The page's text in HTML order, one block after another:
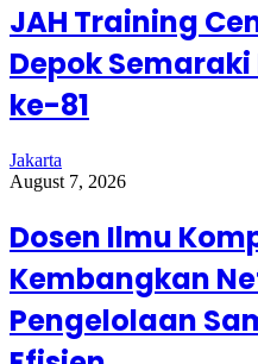
JAH Training
Depok
ke-81
Jakarta
August 7, 2026
Dosen Ilmu
Kembangkan
Pengelolaan